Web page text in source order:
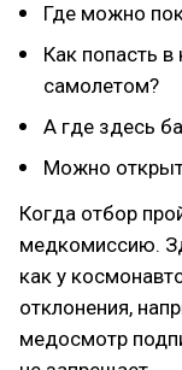
Где можно
Как попасть в
самолетом?
А где здесь
Можно
Когда отбор
медкомиссию.
как у
отклонения,
медосмотр